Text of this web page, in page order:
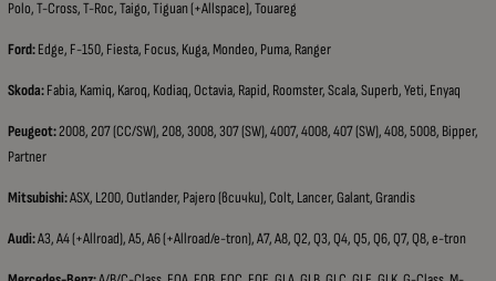
Polo, T-Cross, T-Roc, Taigo, Tiguan (+Allspace), Touareg
Ford:Edge, F-150, Fiesta, Focus, Kuga, Mondeo, Puma, Ranger
Skoda:Fabia, Kamiq, Karoq, Kodiaq, Octavia, Rapid, Roomster, Scala, Superb, Yeti, Enyaq
Peugeot:2008, 207 (CC/SW), 208, 3008, 307 (SW), 4007, 4008, 407 (SW), 408, 5008, Bipper,
Partner
Mitsubishi:ASX, L200, Outlander, Pajero (всички), Colt, Lancer, Galant, Grandis
Audi:A3, A4 (+Allroad), A5, A6 (+Allroad/e-tron), A7, A8, Q2, Q3, Q4, Q5, Q6, Q7, Q8, e-tron